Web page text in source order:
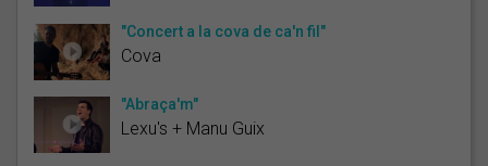
"Concert a la cova de ca'n fil"
Cova
"Abraça'm"
Lexu's + Manu Guix